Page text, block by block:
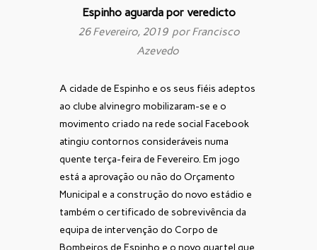
Espinho aguarda por veredicto
26 Fevereiro, 2019 porFrancisco
Azevedo
A cidade de Espinho e os seus fiéis adeptos
ao clube alvinegro mobilizaram-se e o
movimento criado na rede social Facebook
atingiu contornos consideráveis numa
quente terça-feira de Fevereiro. Em jogo
está a aprovação ou não do Orçamento
Municipal e a construção do novo estádio e
também o certificado de sobrevivência da
equipa de intervenção do Corpo de
Bombeiros de Espinho e o novo quartel que